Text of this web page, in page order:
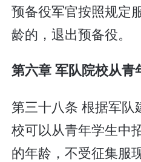
预备役军官按照规定
龄的，退出预备役。
第六章 军队院校从
第三十八条 根据军
校可以从青年学生中
的年龄，不受征集服